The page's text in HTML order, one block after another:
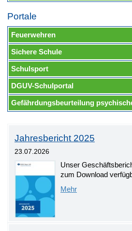
Portale
Feuerwehren
Sichere Schule
Schulsport
DGUV-Schulportal
Gefährdungsbeurteilung
Jahresbericht 2025
23.07.2026
Unser
zum Download
Mehr